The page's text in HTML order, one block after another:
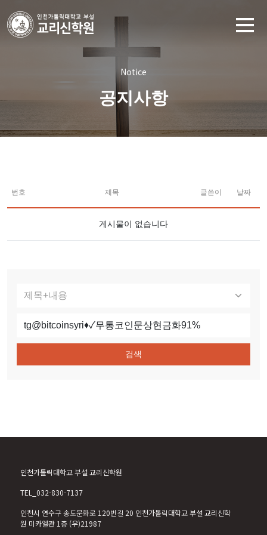
Notice
공지사항
번호 제목 글쓴이 날짜
게시물이 없습니다
검색
인천가톨릭대학교 부설 교리신학원
TEL_032-830-7137
인천시 연수구 송도문화로 120번길 20 인천가톨릭대학교 부설 교리신학
원 미카엘관 1층 (우)21987